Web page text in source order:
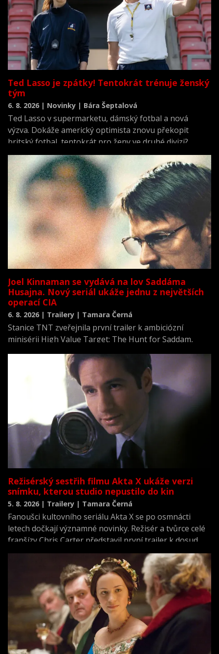
Ted Lasso je zpátky! Tentokrát trénuje ženský
tým
6. 8. 2026 | Novinky | Bára Šeptalová
Ted Lasso v supermarketu, dámský fotbal a nová
výzva. Dokáže americký optimista znovu překopit
britský fotbal, tentokrát pro ženy ve druhé divizi?
Joel Kinnaman se vydává na lov Saddáma
Husajna. Nový seriál ukáže jednu z největších
operací CIA
6. 8. 2026 | Trailery | Tamara Černá
Stanice TNT zveřejnila první trailer k ambiciózní
minisérii High Value Target: The Hunt for Saddam,
novodobých dějin.
Režisérský sestřih filmu Akta X ukáže verzi
snímku, kterou studio nepustilo do kin
5. 8. 2026 | Trailery | Tamara Černá
Fanoušci kultovního seriálu Akta X se po osmnácti
letech dočkají významné novinky. Režisér a tvůrce celé
franšízy Chris Carter představil první trailer k dosud
neviděné režisérské verzi filmu Akta X: Chci uvěřit.